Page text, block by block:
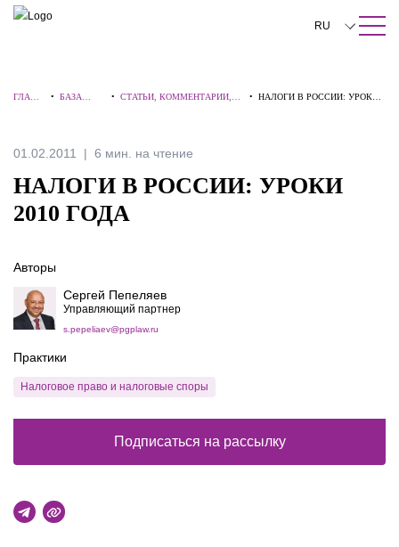
ПОИСК ПО САЙТУ Закрыть
RU
中文
ГЛАВН
• БАЗА
• СТАТЬИ, КОММЕНТАРИИ,
• НАЛОГИ В РОССИИ: УРОКИ
01.02.2011 6 мин. на чтение
НАЛОГИ В РОССИИ: УРОКИ
2010 ГОДА
Авторы
Сергей Пепеляев
Управляющий партнер
s.pepeliaev@pgplaw.ru
Практики
Налоговое право и налоговые споры
Подписаться на рассылку